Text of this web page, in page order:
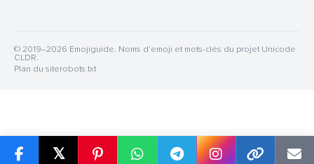
𝕏
© 2019–2026 Emojiguide. Noms d'emoji et mots-clés du projet Unicode
CLDR.
Plan du siterobots.txt